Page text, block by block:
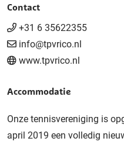
Contact
+31 6 35622355
info@tpvrico.nl
www.tpvrico.nl
Accommodatie
Onze tennisvereniging is
april 2019 een volledig